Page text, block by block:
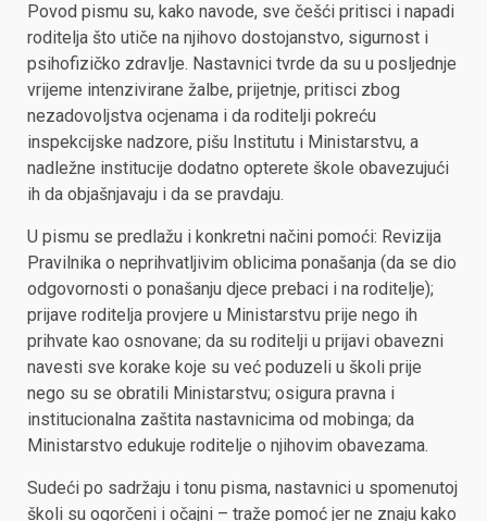
Povod pismu su, kako navode, sve češći pritisci i napadi
roditelja što utiče na njihovo dostojanstvo, sigurnost i
psihofizičko zdravlje. Nastavnici tvrde da su u posljednje
vrijeme intenzivirane žalbe, prijetnje, pritisci zbog
nezadovoljstva ocjenama i da roditelji pokreću
inspekcijske nadzore, pišu Institutu i Ministarstvu, a
nadležne institucije dodatno opterete škole obavezujući
ih da objašnjavaju i da se pravdaju.
U pismu se predlažu i konkretni načini pomoći: Revizija
Pravilnika o neprihvatljivim oblicima ponašanja (da se dio
odgovornosti o ponašanju djece prebaci i na roditelje);
prijave roditelja provjere u Ministarstvu prije nego ih
prihvate kao osnovane; da su roditelji u prijavi obavezni
navesti sve korake koje su već poduzeli u školi prije
nego su se obratili Ministarstvu; osigura pravna i
institucionalna zaštita nastavnicima od mobinga; da
Ministarstvo edukuje roditelje o njihovim obavezama.
Sudeći po sadržaju i tonu pisma, nastavnici u spomenutoj
školi su ogorčeni i očajni – traže pomoć jer ne znaju kako